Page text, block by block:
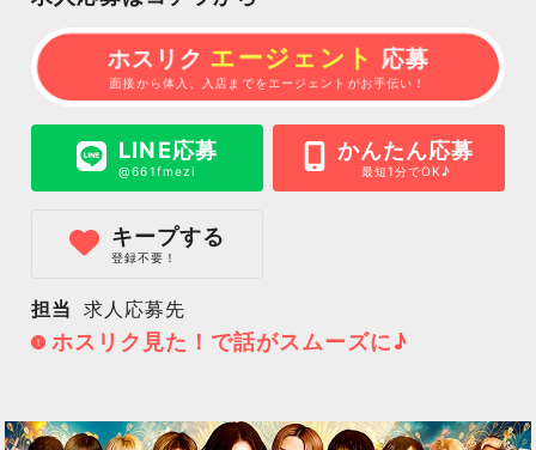
ホスリク エージェント 応募
面接から体入、入店までをエージェントがお手伝い！
LINE応募
@661fmezi
かんたん応募
最短1分でOK♪
キープする
登録不要！
担当 求人応募先
ホスリク見た！で話がスムーズに♪